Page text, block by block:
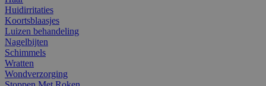
Huidirritaties
Koortsblaasjes
Luizen behandeling
Nagelbijten
Schimmels
Wratten
Wondverzorging